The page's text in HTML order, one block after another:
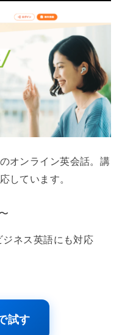
オンライン英会話。講
しています。
ネス英語にも対応
試す